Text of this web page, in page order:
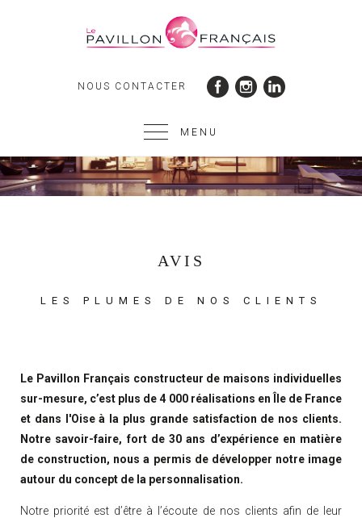
NOUS CONTACTER
MENU
AVIS
LES PLUMES DE NOS CLIENTS
Le Pavillon Français constructeur de maisons individuelles
sur-mesure, c’est plus de 4 000 réalisations en Île de France
et dans l'Oise à la plus grande satisfaction de nos clients.
Notre savoir-faire, fort de 30 ans d’expérience en matière
de construction, nous a permis de développer notre image
autour du concept de la personnalisation.
Notre priorité est d’être à l’écoute de nos clients afin de leur